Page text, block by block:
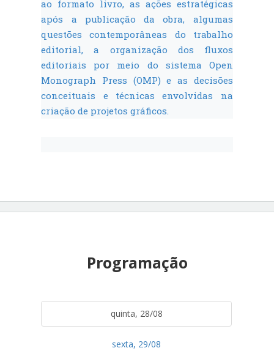
ao formato livro, as ações estratégicas
após a publicação da obra, algumas
questões contemporâneas do trabalho
editorial, a organização dos fluxos
editoriais por meio do sistema Open
Monograph Press (OMP) e as decisões
conceituais e técnicas envolvidas na
criação de projetos gráficos.
Programação
quinta, 28/08
sexta, 29/08